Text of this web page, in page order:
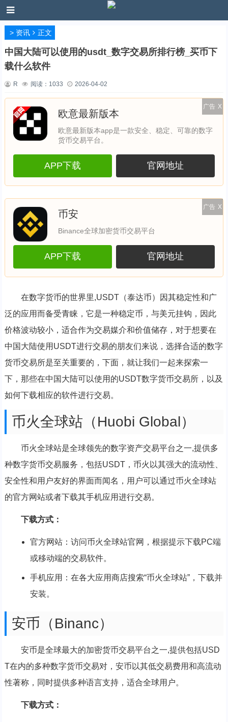
> 资讯 正文
中国大陆可以使用的usdt_数字交易所排行榜_买币下
载什么软件
R 阅读： 1033 2026-04-02
广告 X
欧意最新版本
欧意最新版本app是一款安全、稳定、可靠的数字
货币交易平台。
APP下载 官网地址
广告 X
币安
Binance全球加密货币交易平台
APP下载 官网地址
在数字货币的世界里,USDT（泰达币）因其稳定性和广
泛的应用而备受青睐，它是一种稳定币，与美元挂钩，因此
价格波动较小，适合作为交易媒介和价值储存，对于想要在
中国大陆使用USDT进行交易的朋友们来说，选择合适的数字
货币交易所是至关重要的，下面，就让我们一起来探索一
下，那些在中国大陆可以使用的USDT数字货币交易所，以及
如何下载相应的软件进行交易。
币火全球站（Huobi Global）
币火全球站是全球领先的数字资产交易平台之一,提供多
种数字货币交易服务，包括USDT，币火以其强大的流动性、
安全性和用户友好的界面而闻名，用户可以通过币火全球站
的官方网站或者下载其手机应用进行交易。
下载方式：
官方网站：访问币火全球站官网，根据提示下载PC端
或移动端的交易软件。
手机应用：在各大应用商店搜索“币火全球站”，下载并
安装。
安币（Binanc）
安币是全球最大的加密货币交易平台之一,提供包括USD
T在内的多种数字货币交易对，安币以其低交易费用和高流动
性著称，同时提供多种语言支持，适合全球用户。
下载方式：